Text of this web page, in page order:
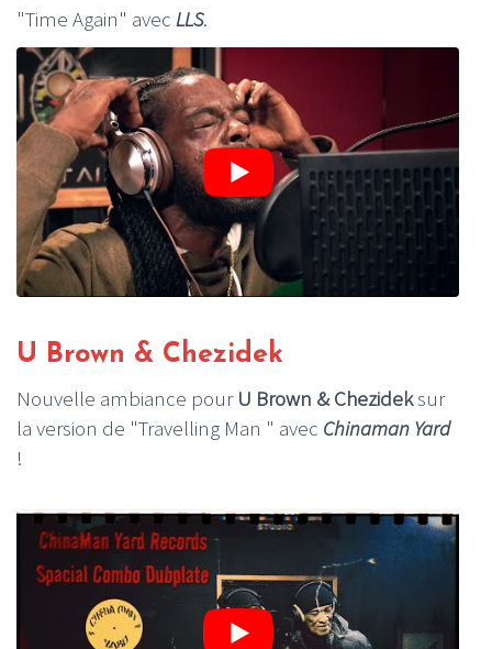
"Time Again" avec LLS.
U Brown & Chezidek
Nouvelle ambiance pour U Brown & Chezideksur
la version de "Travelling Man " avec Chinaman Yard
!